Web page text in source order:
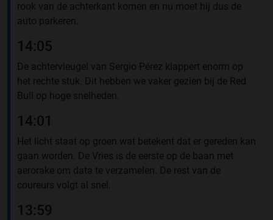
rook van de achterkant komen en nu moet hij dus de
auto parkeren.
14:05
De achtervleugel van Sergio Pérez klappert enorm op
het rechte stuk. Dit hebben we vaker gezien bij de Red
Bull op hoge snelheden.
14:01
Het licht staat op groen wat betekent dat er gereden kan
gaan worden. De Vries is de eerste op de baan met
aerorake om data te verzamelen. De rest van de
coureurs volgt al snel.
13:59